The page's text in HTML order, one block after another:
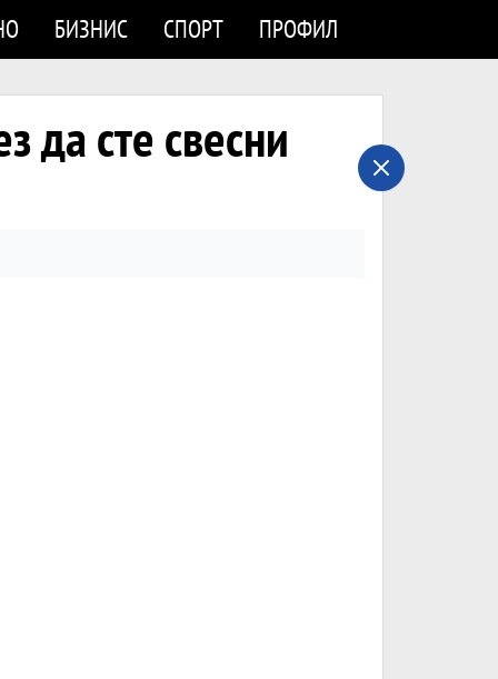
БИЗНИС СПОРТ ПРОФИЛ
да сте свесни